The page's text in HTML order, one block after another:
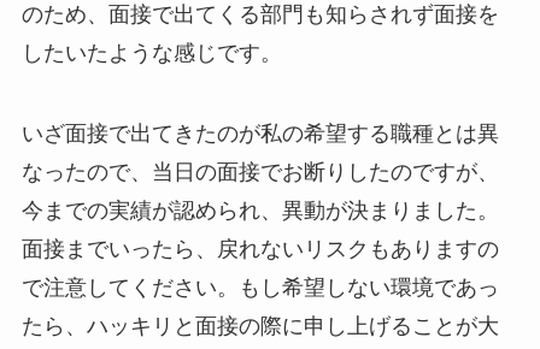
のため、面接で出てくる部門も知らされず面接を
したいたような感じです。
いざ面接で出てきたのが私の希望する職種とは異
なったので、当日の面接でお断りしたのですが、
今までの実績が認められ、異動が決まりました。
面接までいったら、戻れないリスクもありますの
で注意してください。もし希望しない環境であっ
たら、ハッキリと面接の際に申し上げることが大